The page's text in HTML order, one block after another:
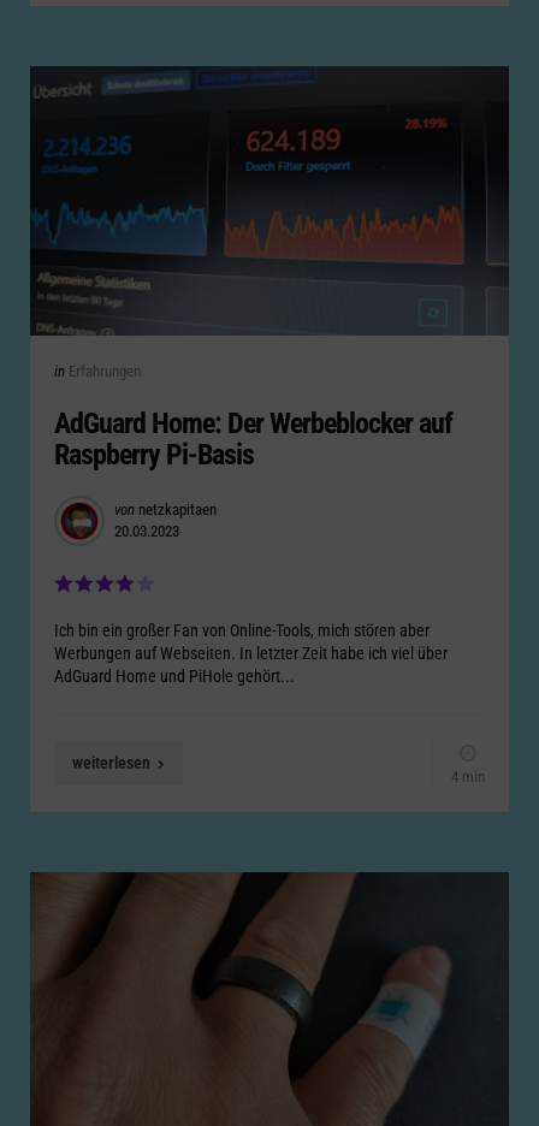
Categories
Posted
in Erfahrungen
AdGuard Home: Der Werbeblocker auf
Raspberry Pi-Basis
Posted
by
von netzkapitaen
20.03.2023
Ich bin ein großer Fan von Online-Tools, mich stören aber
Werbungen auf Webseiten. In letzter Zeit habe ich viel über
AdGuard Home und PiHole gehört...
weiterlesen
4 min